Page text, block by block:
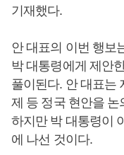
기재했다.
안 대표의 이번 행보
박 대통령에게 제안
풀이된다. 안 대표는
제 등 정국 현안을
하지만 박 대통령이
에 나선 것이다.